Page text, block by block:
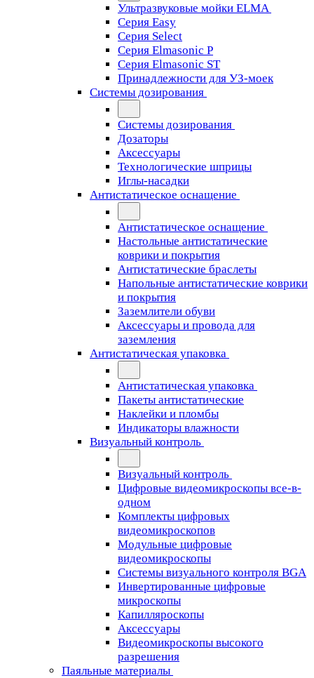
Ультразвуковые мойки ELMA
Серия Easy
Серия Select
Серия Elmasonic P
Серия Elmasonic ST
Принадлежности для УЗ-моек
Системы дозирования
Системы дозирования
Дозаторы
Аксессуары
Технологические шприцы
Иглы-насадки
Антистатическое оснащение
Антистатическое оснащение
Настольные антистатические
коврики и покрытия
Антистатические браслеты
Напольные антистатические коврики
и покрытия
Заземлители обуви
Аксессуары и провода для
заземления
Антистатическая упаковка
Антистатическая упаковка
Пакеты антистатические
Наклейки и пломбы
Индикаторы влажности
Визуальный контроль
Визуальный контроль
Цифровые видеомикроскопы все-в-
одном
Комплекты цифровых
видеомикроскопов
Модульные цифровые
видеомикроскопы
Cистемы визуального контроля BGA
Инвертированные цифровые
микроскопы
Капилляроскопы
Аксессуары
Видеомикроскопы высокого
разрешения
Паяльные материалы